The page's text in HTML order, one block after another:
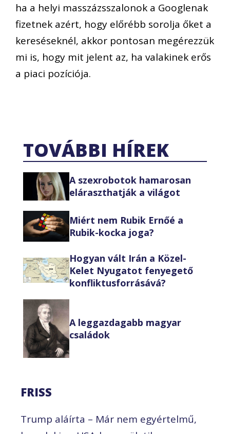
ha a helyi masszázsszalonok a Googlenak
fizetnek azért, hogy előrébb sorolja őket a
kereséseknél, akkor pontosan megérezzük
mi is, hogy mit jelent az, ha valakinek erős
a piaci pozíciója.
TOVÁBBI HÍREK
A szexrobotok hamarosan
eláraszthatják a világot
Miért nem Rubik Ernőé a
Rubik-kocka joga?
Hogyan vált Irán a Közel-
Kelet Nyugatot fenyegető
konfliktusforrásává?
A leggazdagabb magyar
családok
FRISS
Trump aláírta – Már nem egyértelmű,